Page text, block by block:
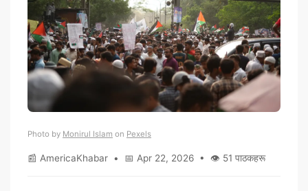
Photo by Monirul Islam on Pexels
📰 AmericaKhabar • 📅 Apr 22, 2026 • 👁 51 पाठकहरू